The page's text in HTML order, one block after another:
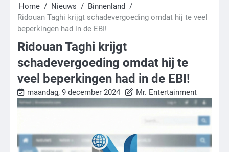
Home Nieuws
Binnenland
Ridouan Taghi krijgt schadevergoeding omdat hij te veel
beperkingen had in de EBI!
Ridouan Taghi krijgt
schadevergoeding omdat hij te
veel beperkingen had in de EBI!
maandag, 9 december 2024 Mr. Entertainment